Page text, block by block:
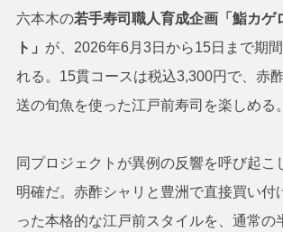
六本木の若手寿司職人育成企画「鮨カゲ
ト」 が、2026年6月3日から15日まで期
れる。15貫コースは税込3,300円で、赤
送の旬魚を使った江戸前寿司を楽しめる。
同プロジェクトが異例の反響を呼び起こ
明確だ。赤酢シャリと豊洲で直接買い付
った本格的な江戸前スタイルを、通常の